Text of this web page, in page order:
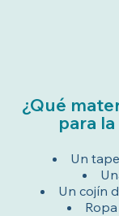
¿Qué
para
Un
Un cojín